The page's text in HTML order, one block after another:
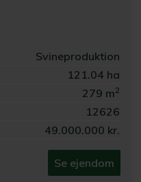
Svineproduktion
121.04 ha
279 m2
12626
49.000.000 kr.
Se ejendom